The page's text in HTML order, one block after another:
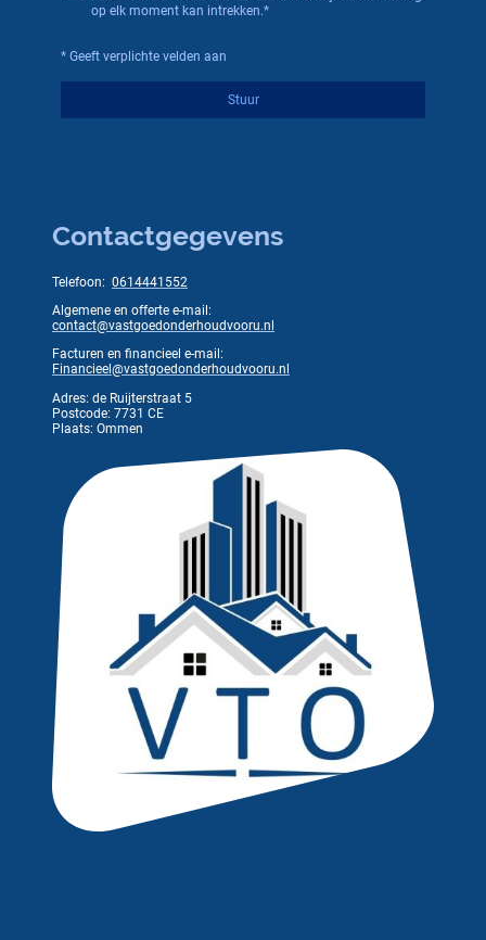
op elk moment kan intrekken.*
* Geeft verplichte velden aan
Stuur
Contactgegevens
Telefoon: 0614441552
Algemene en offerte e-mail:
contact@vastgoedonderhoudvooru.nl
Facturen en financieel e-mail:
Financieel@vastgoedonderhoudvooru.nl
Adres: de Ruijterstraat 5
Postcode: 7731 CE
Plaats: Ommen